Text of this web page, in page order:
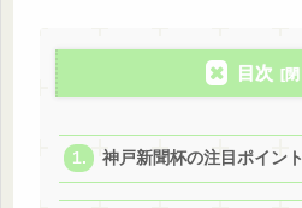
目次
神戸新聞杯の注目ポイント